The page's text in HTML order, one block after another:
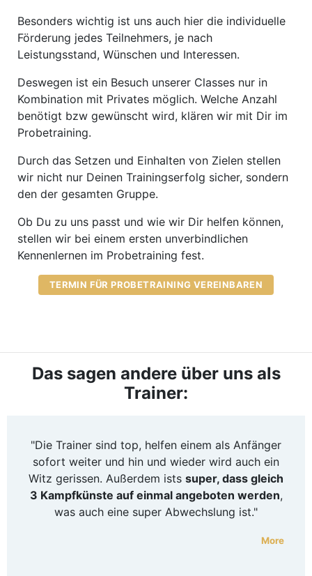
Besonders wichtig ist uns auch hier die individuelle
Förderung jedes Teilnehmers, je nach
Leistungsstand, Wünschen und Interessen.
Deswegen ist ein Besuch unserer Classes nur in
Kombination mit Privates möglich. Welche Anzahl
benötigt bzw gewünscht wird, klären wir mit Dir im
Probetraining.
Durch das Setzen und Einhalten von Zielen stellen
wir nicht nur Deinen Trainingserfolg sicher, sondern
den der gesamten Gruppe.
Ob Du zu uns passt und wie wir Dir helfen können,
stellen wir bei einem ersten unverbindlichen
Kennenlernen im Probetraining fest.
TERMIN FÜR PROBETRAINING VEREINBAREN
Das sagen andere über uns als
Trainer:
"Die Trainer sind top, helfen einem als Anfänger
sofort weiter und hin und wieder wird auch ein
Witz gerissen. Außerdem ists super, dass gleich
3 Kampfkünste auf einmal angeboten werden,
was auch eine super Abwechslung ist."
More